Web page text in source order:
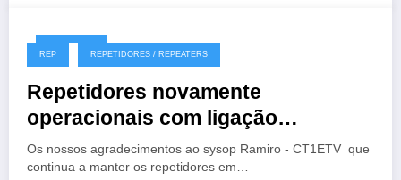
19/07/2026
REP REPETIDORES / REPEATERS
Repetidores novamente
operacionais com ligação
EchoLink
Os nossos agradecimentos ao sysop Ramiro - CT1ETV que
continua a manter os repetidores em…